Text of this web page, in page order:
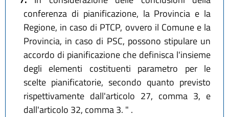
conferenza di pianificazione, la Provincia e la
Regione, in caso di PTCP, ovvero il Comune e la
Provincia, in caso di PSC, possono stipulare un
accordo di pianificazione che definisca l'insieme
degli elementi costituenti parametro per le
scelte pianificatorie, secondo quanto previsto
rispettivamente dall'articolo 27, comma 3, e
dall'articolo 32, comma 3. " .